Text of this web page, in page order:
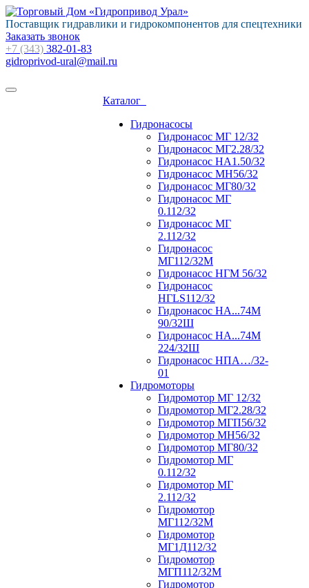
Поставщик гидравлики и гидрокомпонентов для спецтехники
Заказать звонок
+7 (343) 382-01-83
gidroprivod-ural@mail.ru
Каталог
Гидронасосы
Гидронасос МГ 12/32
Гидронасос МГ2.28/32
Гидронасос НА1.50/32
Гидронасос МН56/32
Гидронасос МГ80/32
Гидронасос МГ
0.112/32
Гидронасос МГ
2.112/32
Гидронасос
МГ112/32М
Гидронасос НГМ 56/32
Гидронасос
НГLS112/32
Гидронасос НА...74М
90/32Ш
Гидронасос НА...74М
224/32Ш
Гидронасос НПА…/32-
01
Гидромоторы
Гидромотор МГ 12/32
Гидромотор МГ2.28/32
Гидромотор МГП56/32
Гидромотор МН56/32
Гидромотор МГ80/32
Гидромотор МГ
0.112/32
Гидромотор МГ
2.112/32
Гидромотор
МГ112/32М
Гидромотор
МГ1Д112/32
Гидромотор
МГП112/32М
Гидромотор